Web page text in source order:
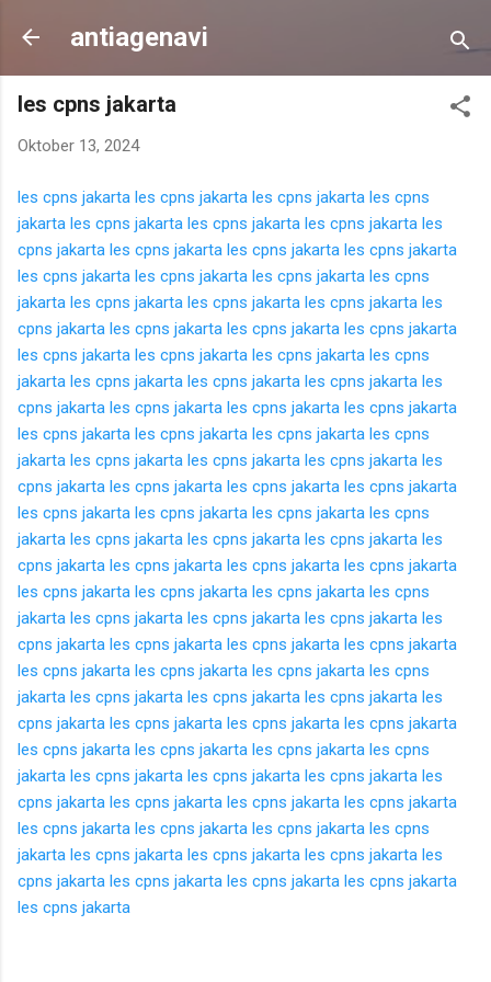
Langsung ke konten utama
antiagenavi
les cpns jakarta
Oktober 13, 2024
les cpns jakarta les cpns jakarta les cpns jakarta les cpns
jakarta les cpns jakarta les cpns jakarta les cpns jakarta les
cpns jakarta les cpns jakarta les cpns jakarta les cpns jakarta
les cpns jakarta les cpns jakarta les cpns jakarta les cpns
jakarta les cpns jakarta les cpns jakarta les cpns jakarta les
cpns jakarta les cpns jakarta les cpns jakarta les cpns jakarta
les cpns jakarta les cpns jakarta les cpns jakarta les cpns
jakarta les cpns jakarta les cpns jakarta les cpns jakarta les
cpns jakarta les cpns jakarta les cpns jakarta les cpns jakarta
les cpns jakarta les cpns jakarta les cpns jakarta les cpns
jakarta les cpns jakarta les cpns jakarta les cpns jakarta les
cpns jakarta les cpns jakarta les cpns jakarta les cpns jakarta
les cpns jakarta les cpns jakarta les cpns jakarta les cpns
jakarta les cpns jakarta les cpns jakarta les cpns jakarta les
cpns jakarta les cpns jakarta les cpns jakarta les cpns jakarta
les cpns jakarta les cpns jakarta les cpns jakarta les cpns
jakarta les cpns jakarta les cpns jakarta les cpns jakarta les
cpns jakarta les cpns jakarta les cpns jakarta les cpns jakarta
les cpns jakarta les cpns jakarta les cpns jakarta les cpns
jakarta les cpns jakarta les cpns jakarta les cpns jakarta les
cpns jakarta les cpns jakarta les cpns jakarta les cpns jakarta
les cpns jakarta les cpns jakarta les cpns jakarta les cpns
jakarta les cpns jakarta les cpns jakarta les cpns jakarta les
cpns jakarta les cpns jakarta les cpns jakarta les cpns jakarta
les cpns jakarta les cpns jakarta les cpns jakarta les cpns
jakarta les cpns jakarta les cpns jakarta les cpns jakarta les
cpns jakarta les cpns jakarta les cpns jakarta les cpns jakarta
les cpns jakarta